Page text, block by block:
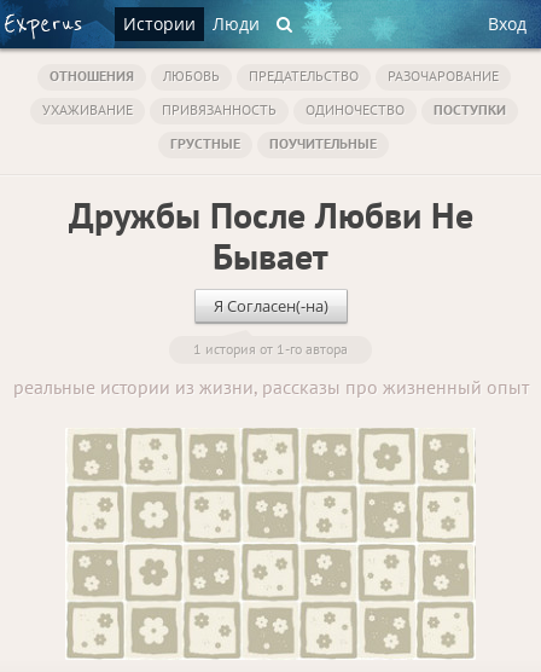
Истории Люди Вход
ОТНОШЕНИЯ ЛЮБОВЬ ПРЕДАТЕЛЬСТВО
РАЗОЧАРОВАНИЕ
УХАЖИВАНИЕ
ПРИВЯЗАННОСТЬ ОДИНОЧЕСТВО
ПОСТУПКИ
ГРУСТНЫЕ
ПОУЧИТЕЛЬНЫЕ
Дружбы После Любви Не
Бывает
Я Согласен(-на)
1 история от 1-го автора
реальные истории из жизни, рассказы про жизненный опыт